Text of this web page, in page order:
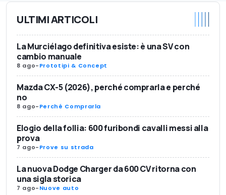
ULTIMI ARTICOLI
La Murciélago definitiva esiste: è una SV con
cambio manuale
8 ago-Prototipi & Concept
Mazda CX-5 (2026), perché comprarla e perché
no
8 ago-Perché Comprarla
Elogio della follia: 600 furibondi cavalli messi alla
prova
7 ago-Prove su strada
La nuova Dodge Charger da 600 CV ritorna con
una sigla storica
7 ago-Nuove auto